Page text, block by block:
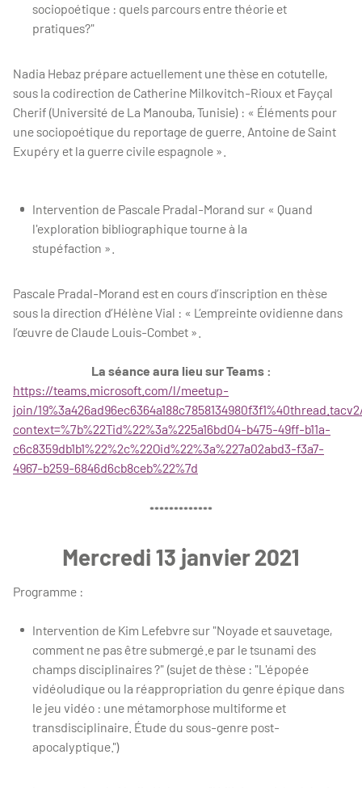
sociopoétique : quels parcours entre théorie et
pratiques?"
Nadia Hebaz prépare actuellement une thèse en cotutelle,
sous la codirection de Catherine Milkovitch-Rioux et Fayçal
Cherif (Université de La Manouba, Tunisie) : « Éléments pour
une sociopoétique du reportage de guerre. Antoine de Saint
Exupéry et la guerre civile espagnole ».
Intervention de Pascale Pradal-Morand sur « Quand
l'exploration bibliographique tourne à la
stupéfaction ».
Pascale Pradal-Morand est en cours d’inscription en thèse
sous la direction d’Hélène Vial : « L’empreinte ovidienne dans
l’œuvre de Claude Louis-Combet ».
La séance aura lieu sur Teams :
https://teams.microsoft.com/l/meetup-
join/
context=%7b%22Tid%22%3a%225a16bd04-b475-49ff-b11a-
c6c8359db1b1%22%2c%22Oid%22%3a%227a02abd3-f3a7-
4967-b259-6846d6cb8ceb%22%7d
*************
Mercredi 13 janvier 2021
Programme :
Intervention de Kim Lefebvre sur "Noyade et sauvetage,
comment ne pas être submergé.e par le tsunami des
champs disciplinaires ?" (sujet de thèse : "L'épopée
vidéoludique ou la réappropriation du genre épique dans
le jeu vidéo : une métamorphose multiforme et
transdisciplinaire. Étude du sous-genre post-
apocalyptique.")